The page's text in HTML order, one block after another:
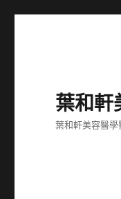
葉和軒
葉和軒美容醫